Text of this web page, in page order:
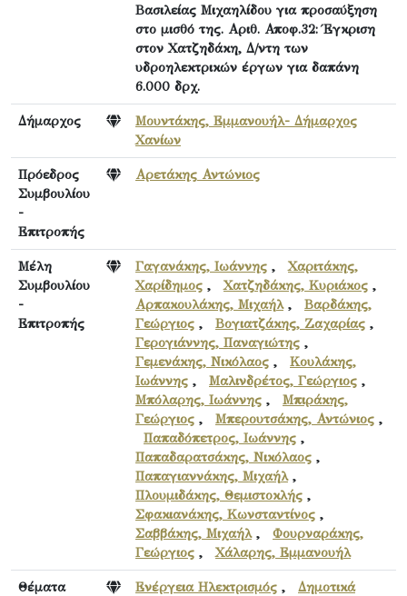
Βασιλείας Μιχαηλίδου για προσαύξηση
στο μισθό της. Αριθ. Αποφ.32: Έγκριση
στον Χατζηδάκη, Δ/ντη των
υδροηλεκτρικών έργων για δαπάνη
6.000 δρχ.
Δήμαρχος
Μουντάκης, Εμμανουήλ- Δήμαρχος
Χανίων
Πρόεδρος
Συμβουλίου
-
Επιτροπής
Αρετάκης Αντώνιος
Μέλη
Συμβουλίου
-
Επιτροπής
Γαγανάκης, Ιωάννης , Χαριτάκης,
Χαρίδημος , Χατζηδάκης, Κυριάκος ,
Αρπακουλάκης, Μιχαήλ, Βαρδάκης,
Γεώργιος , Βογιατζάκης, Ζαχαρίας ,
Γερογιάννης, Παναγιώτης ,
Γεμενάκης, Νικόλαος , Κουλάκης,
Ιωάννης , Μαλινδρέτος, Γεώργιος ,
Μπόλαρης, Ιωάννης , Μπιράκης,
Γεώργιος , Μπερουτσάκης, Αντώνιος ,
Παπαδόπετρος, Ιωάννης ,
Παπαδαρατσάκης, Νικόλαος ,
Παπαγιαννάκης, Μιχαήλ,
Πλουμιδάκης, Θεμιστοκλής ,
Σφακιανάκης, Κωνσταντίνος ,
Σαββάκης, Μιχαήλ, Φουρναράκης,
Γεώργιος , Χάλαρης, Εμμανουήλ
Θέματα Ενέργεια Ηλεκτρισμός , Δημοτικά